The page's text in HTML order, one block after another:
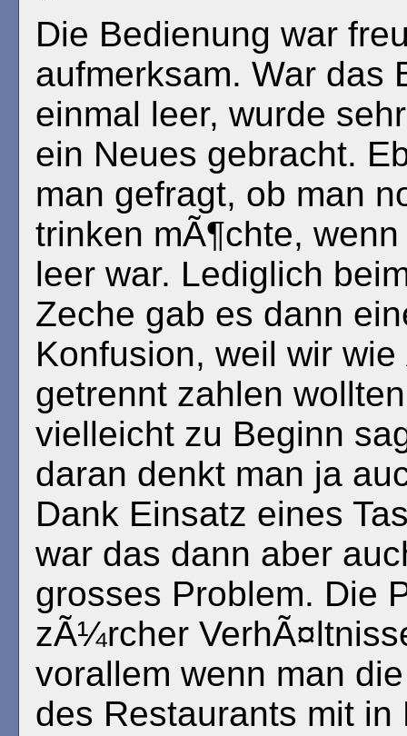
Die Bedienung war
aufmerksam. War das
einmal leer, wurde
ein Neues gebracht.
man gefragt, ob man
trinken mÃ¶chte,
leer war. Lediglich
Zeche gab es dann
Konfusion, weil wir
getrennt zahlen
vielleicht zu Beginn
daran denkt man ja
Dank Einsatz eines
war das dann aber
grosses Problem. Die
zÃ¼rcher
vorallem wenn man
des Restaurants mit in